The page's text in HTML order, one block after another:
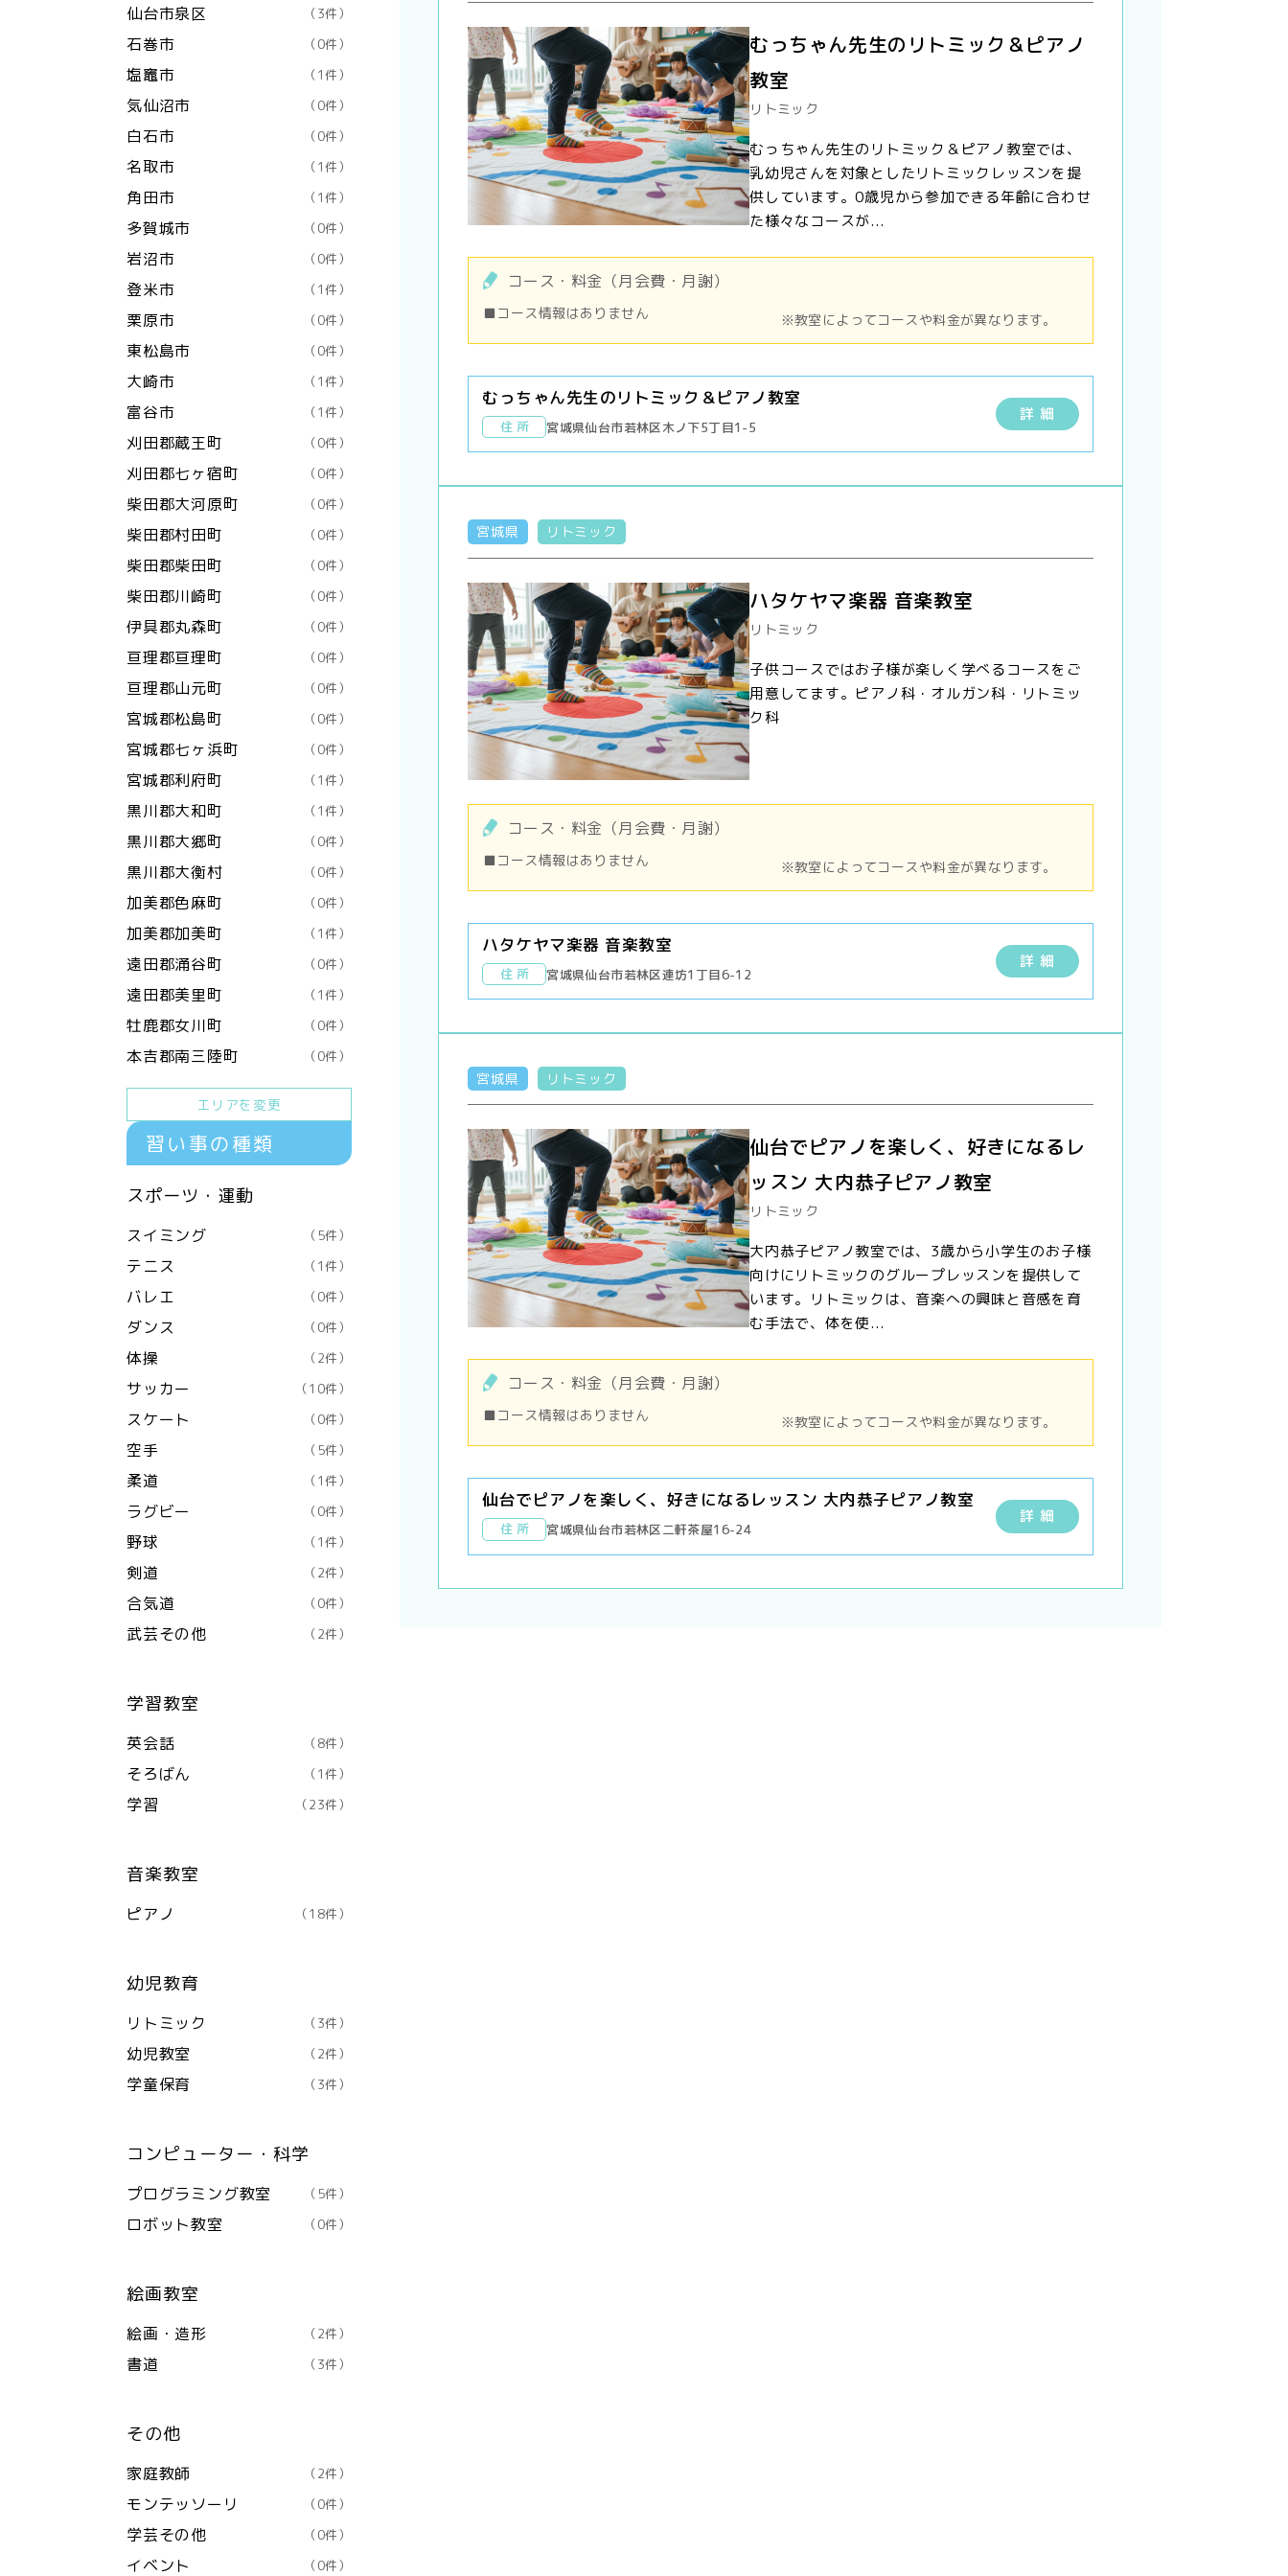
仙台市泉区 （3件）
石巻市 （0件）
塩竈市 （1件）
気仙沼市 （0件）
白石市 （0件）
名取市 （1件）
角田市 （1件）
多賀城市 （0件）
岩沼市 （0件）
登米市 （1件）
栗原市 （0件）
東松島市 （0件）
大崎市 （1件）
富谷市 （1件）
刈田郡蔵王町 （0件）
刈田郡七ヶ宿町 （0件）
柴田郡大河原町 （0件）
柴田郡村田町 （0件）
柴田郡柴田町 （0件）
柴田郡川崎町 （0件）
伊具郡丸森町 （0件）
亘理郡亘理町 （0件）
亘理郡山元町 （0件）
宮城郡松島町 （0件）
宮城郡七ヶ浜町 （0件）
宮城郡利府町 （1件）
黒川郡大和町 （1件）
黒川郡大郷町 （0件）
黒川郡大衡村 （0件）
加美郡色麻町 （0件）
加美郡加美町 （1件）
遠田郡涌谷町 （0件）
遠田郡美里町 （1件）
牡鹿郡女川町 （0件）
本吉郡南三陸町 （0件）
エリアを変更
習い事の種類
スポーツ・運動
スイミング （5件）
テニス （1件）
バレエ （0件）
ダンス （0件）
体操 （2件）
サッカー （10件）
スケート （0件）
空手 （5件）
柔道 （1件）
ラグビー （0件）
野球 （1件）
剣道 （2件）
合気道 （0件）
武芸その他 （2件）
学習教室
英会話 （8件）
そろばん （1件）
学習 （23件）
音楽教室
ピアノ （18件）
幼児教育
リトミック （3件）
幼児教室 （2件）
学童保育 （3件）
コンピューター・科学
プログラミング教室 （5件）
ロボット教室 （0件）
絵画教室
絵画・造形 （2件）
書道 （3件）
その他
家庭教師 （2件）
モンテッソーリ （0件）
学芸その他 （0件）
イベント （0件）
むっちゃん先生のリトミック＆ピアノ
教室
リトミック
むっちゃん先生のリトミック＆ピアノ教室では、
乳幼児さんを対象としたリトミックレッスンを提
供しています。0歳児から参加できる年齢に合わせ
た様々なコースが...
コース・料金（月会費・月謝）
■コース情報はありません ※教室によってコースや料金が異なります。
むっちゃん先生のリトミック＆ピアノ教室
住 所 宮城県仙台市若林区木ノ下5丁目1-5
詳 細
宮城県 リトミック
ハタケヤマ楽器 音楽教室
リトミック
子供コースではお子様が楽しく学べるコースをご
用意してます。ピアノ科・オルガン科・リトミッ
ク科
コース・料金（月会費・月謝）
■コース情報はありません ※教室によってコースや料金が異なります。
ハタケヤマ楽器 音楽教室
住 所 宮城県仙台市若林区連坊1丁目6-12
詳 細
宮城県 リトミック
仙台でピアノを楽しく、好きになるレ
ッスン 大内恭子ピアノ教室
リトミック
大内恭子ピアノ教室では、3歳から小学生のお子様
向けにリトミックのグループレッスンを提供して
います。リトミックは、音楽への興味と音感を育
む手法で、体を使...
コース・料金（月会費・月謝）
■コース情報はありません ※教室によってコースや料金が異なります。
仙台でピアノを楽しく、好きになるレッスン 大内恭子ピアノ教室
住 所 宮城県仙台市若林区二軒茶屋16-24
詳 細